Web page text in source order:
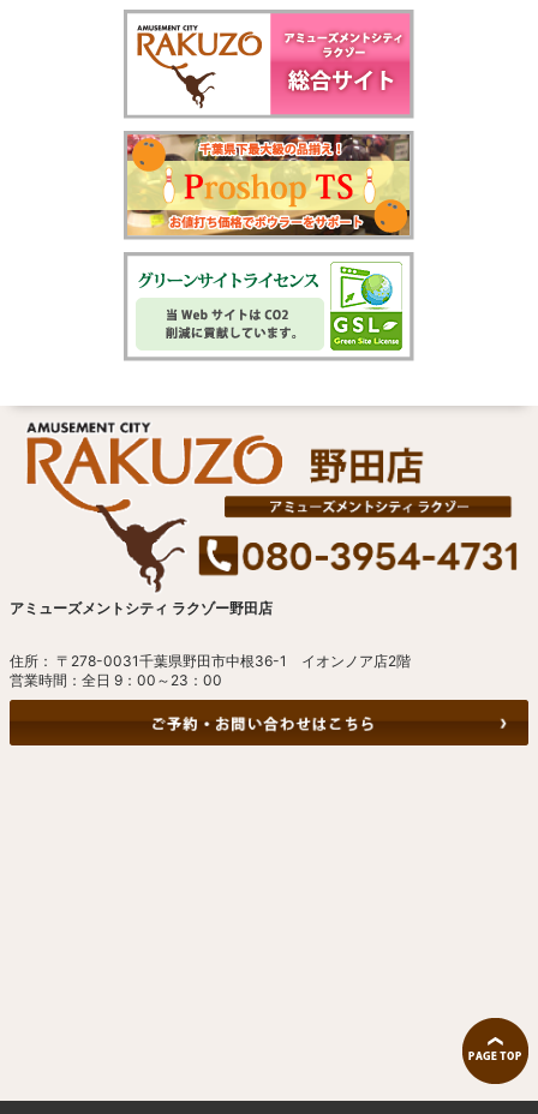
アミューズメントシティ ラクゾー野田店
住所： 〒278-0031千葉県野田市中根36-1 イオンノア店2階
営業時間：全日 9：00～23：00